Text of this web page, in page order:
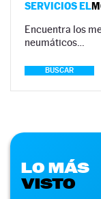
SERVICIOS EL
Encuentra los
neumáticos…
BUSCAR
LO MÁS
VISTO